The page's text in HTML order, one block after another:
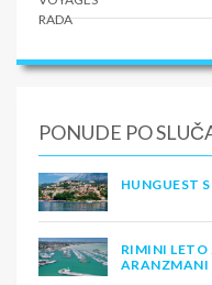
PONUDE PO
HUNGUEST
RIMINI
ARANZMANI